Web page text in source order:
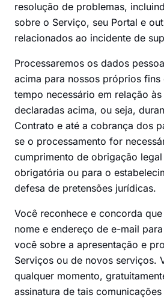
resolução de problemas,
sobre o Serviço, seu Portal e
relacionados ao incidente de
Processaremos os dados
acima para nossos próprios fins
tempo necessário em relação
declaradas acima, ou seja,
Contrato e até a cobrança dos
se o processamento for
cumprimento de obrigação
obrigatória ou para o
defesa de pretensões jurídicas.
Você reconhece e concorda
nome e endereço de e-mail
você sobre a apresentação e
Serviços ou de novos serviços.
qualquer momento,
assinatura de tais